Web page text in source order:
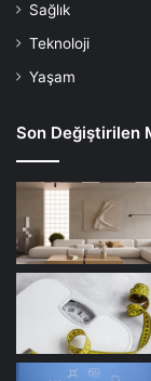
Sağlık
Teknoloji
Yaşam
Son Değiştirilen